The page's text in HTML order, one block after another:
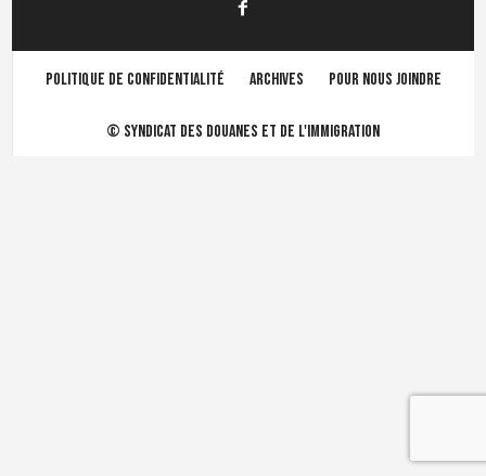
Politique de confidentialité Archives Pour nous joindre
© Syndicat des douanes et de l'immigration